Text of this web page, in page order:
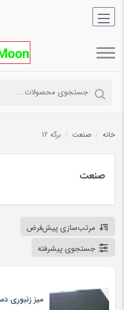
خانه / صنعت / برگه 12
صنعت
مرتب‌سازی پیش‌فرض
جستجوی پیشرفته
میز زنبوری